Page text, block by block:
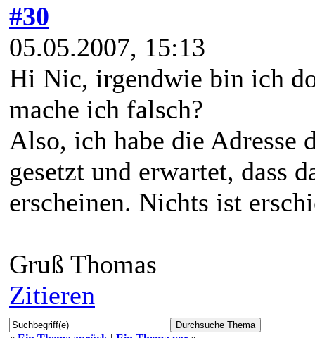
#30
05.05.2007, 15:13
Hi Nic, irgendwie bin ich
mache ich falsch?
Also, ich habe die
gesetzt und erwartet, dass
erscheinen. Nichts ist
Gruß Thomas
Zitieren